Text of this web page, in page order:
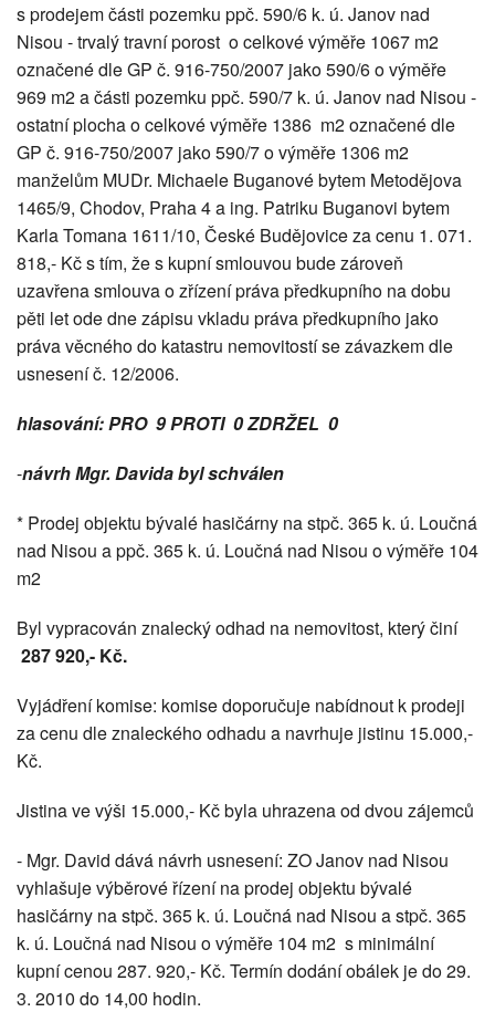
s prodejem části pozemku ppč. 590/6 k. ú. Janov nad
Nisou - trvalý travní porost o celkové výměře 1067 m2
označené dle GP č. 916-750/2007 jako 590/6 o výměře
969 m2 a části pozemku ppč. 590/7 k. ú. Janov nad Nisou -
ostatní plocha o celkové výměře 1386 m2 označené dle
GP č. 916-750/2007 jako 590/7 o výměře 1306 m2
manželům MUDr. Michaele Buganové bytem Metodějova
1465/9, Chodov, Praha 4 a ing. Patriku Buganovi bytem
Karla Tomana 1611/10, České Budějovice za cenu 1. 071.
818,- Kč s tím, že s kupní smlouvou bude zároveň
uzavřena smlouva o zřízení práva předkupního na dobu
pěti let ode dne zápisu vkladu práva předkupního jako
práva věcného do katastru nemovitostí se závazkem dle
usnesení č. 12/2006.
hlasování: PRO 9 PROTI 0 ZDRŽEL 0
-návrh Mgr. Davida byl schválen
* Prodej objektu bývalé hasičárny na stpč. 365 k. ú. Loučná
nad Nisou a ppč. 365 k. ú. Loučná nad Nisou o výměře 104
m2
Byl vypracován znalecký odhad na nemovitost, který činí
287 920,- Kč.
Vyjádření komise: komise doporučuje nabídnout k prodeji
za cenu dle znaleckého odhadu a navrhuje jistinu 15.000,-
Kč.
Jistina ve výši 15.000,- Kč byla uhrazena od dvou zájemců
- Mgr. David dává návrh usnesení: ZO Janov nad Nisou
vyhlašuje výběrové řízení na prodej objektu bývalé
hasičárny na stpč. 365 k. ú. Loučná nad Nisou a stpč. 365
k. ú. Loučná nad Nisou o výměře 104 m2 s minimální
kupní cenou 287. 920,- Kč. Termín dodání obálek je do 29.
3. 2010 do 14,00 hodin.